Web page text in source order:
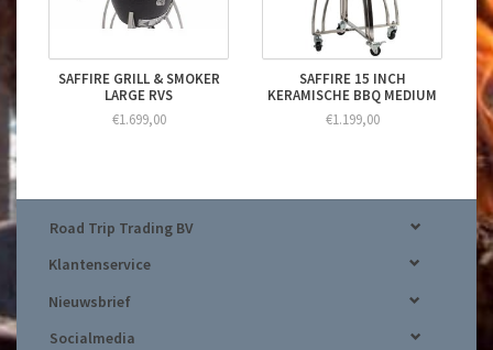
SAFFIRE GRILL & SMOKER
LARGE RVS
€1.699,00
SAFFIRE 15 INCH
KERAMISCHE BBQ MEDIUM
€1.199,00
Road Trip Trading BV
Klantenservice
Nieuwsbrief
Socialmedia